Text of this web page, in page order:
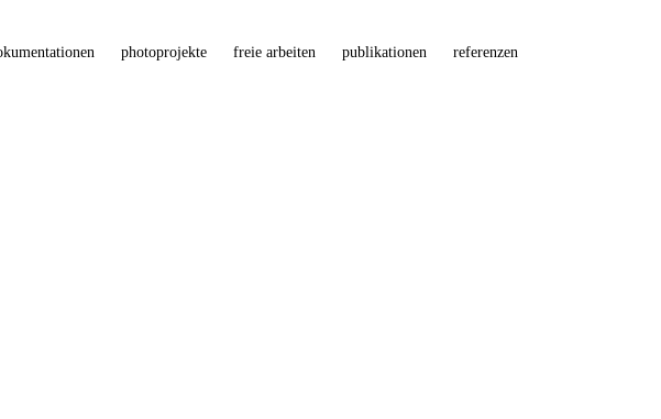
photoprojekte freie arbeiten publikationen referenzen